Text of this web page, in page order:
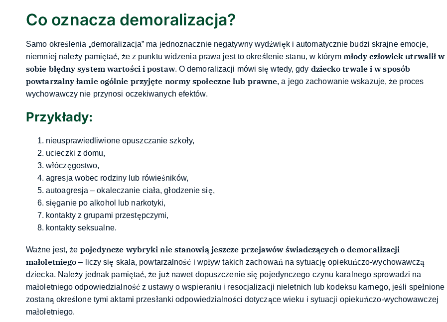
Co oznacza demoralizacja?
Samo określenia „demoralizacja” ma jednoznacznie negatywny wydźwięk i automatycznie budzi skrajne emocje,
niemniej należy pamiętać, że z punktu widzenia prawa jest to określenie stanu, w którym młody człowiek utrwalił w
sobie błędny system wartości i postaw. O demoralizacji mówi się wtedy, gdy dziecko trwale i w sposób
powtarzalny łamie ogólnie przyjęte normy społeczne lub prawne, a jego zachowanie wskazuje, że proces
wychowawczy nie przynosi oczekiwanych efektów.
Przykłady:
nieusprawiedliwione opuszczanie szkoły,
ucieczki z domu,
włóczęgostwo,
agresja wobec rodziny lub rówieśników,
autoagresja – okaleczanie ciała, głodzenie się,
sięganie po alkohol lub narkotyki,
kontakty z grupami przestępczymi,
kontakty seksualne.
Ważne jest, że pojedyncze wybryki nie stanowią jeszcze przejawów świadczących o demoralizacji
małoletniego – liczy się skala, powtarzalność i wpływ takich zachowań na sytuację opiekuńczo-wychowawczą
dziecka. Należy jednak pamiętać, że już nawet dopuszczenie się pojedynczego czynu karalnego sprowadzi na
małoletniego odpowiedzialność z ustawy o wspieraniu i resocjalizacji nieletnich lub kodeksu karnego, jeśli spełnione
zostaną określone tymi aktami przesłanki odpowiedzialności dotyczące wieku i sytuacji opiekuńczo-wychowawczej
małoletniego.